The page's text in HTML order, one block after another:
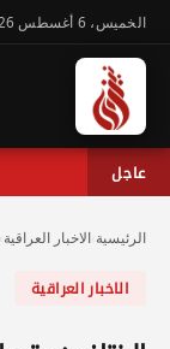
الخميس، 6 أغسطس 2026
عاجل
الرئيسية الاخبار العراقية
الاخبار العراقية